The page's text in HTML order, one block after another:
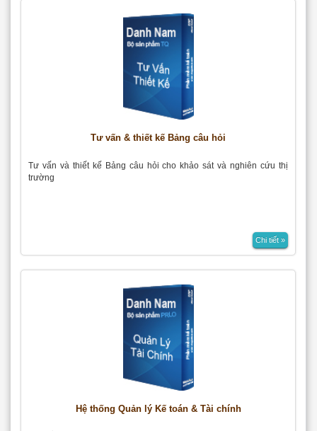
Tư vấn & thiết kế Bảng câu hỏi
Tư vấn và thiết kế Bảng câu hỏi cho khảo sát và nghiên cứu thị
trường
Chi tiết »
Hệ thống Quản lý Kế toán & Tài chính